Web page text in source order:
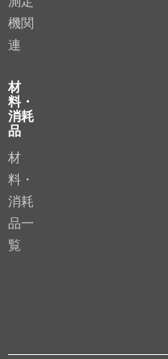
機関
連
材
料・
消耗
品
材
料・
消耗
品一
覧